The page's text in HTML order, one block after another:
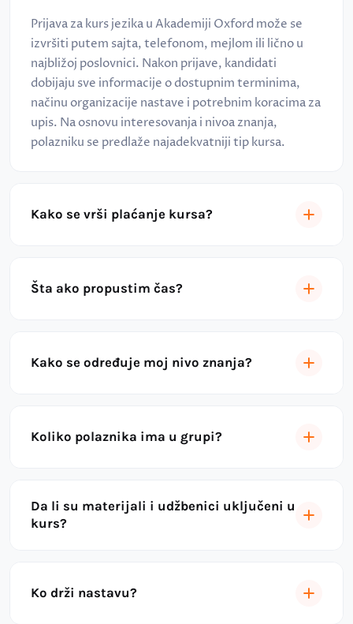
Prijava za kurs jezika u Akademiji Oxford može se
izvršiti putem sajta, telefonom, mejlom ili lično u
najbližoj poslovnici. Nakon prijave, kandidati
dobijaju sve informacije o dostupnim terminima,
načinu organizacije nastave i potrebnim koracima za
upis. Na osnovu interesovanja i nivoa znanja,
polazniku se predlaže najadekvatniji tip kursa.
Kako se vrši plaćanje kursa?
Šta ako propustim čas?
Kako se određuje moj nivo znanja?
Koliko polaznika ima u grupi?
Da li su materijali i udžbenici uključeni u
kurs?
Ko drži nastavu?